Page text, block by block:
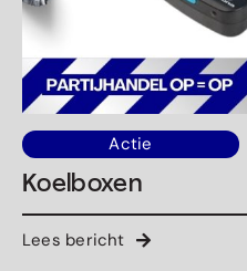
Actie
Koelboxen
Lees bericht